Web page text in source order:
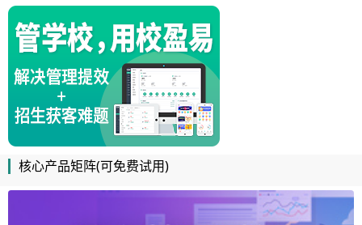
核心产品矩阵(可免费试用)